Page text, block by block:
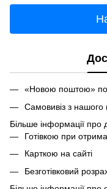
«Новою поштою»
Самовивіз з
Більше інформації про
Готівкою при
Карткою на сайті
Безготівковий